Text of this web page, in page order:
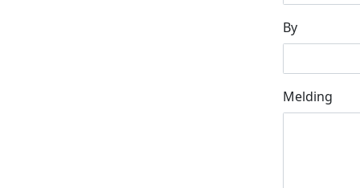
By
Melding